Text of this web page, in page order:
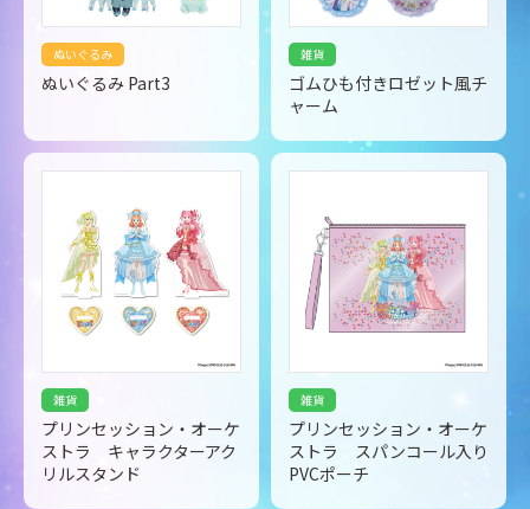
ぬいぐるみ
ぬいぐるみ Part3
雑貨
ゴムひも付きロゼット風チ
ャーム
雑貨
プリンセッション・オーケ
ストラ キャラクターアク
リルスタンド
雑貨
プリンセッション・オーケ
ストラ スパンコール入り
PVCポーチ